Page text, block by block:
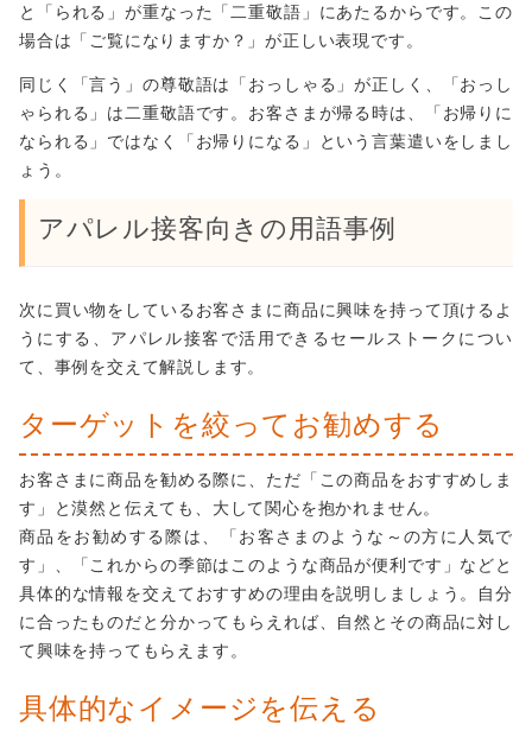
と「られる」が重なった「二重敬語」にあたるからです。この
場合は「ご覧になりますか？」が正しい表現です。
同じく「言う」の尊敬語は「おっしゃる」が正しく、「おっし
ゃられる」は二重敬語です。お客さまが帰る時は、「お帰りに
なられる」ではなく「お帰りになる」という言葉遣いをしまし
ょう。
アパレル接客向きの用語事例
次に買い物をしているお客さまに商品に興味を持って頂けるよ
うにする、アパレル接客で活用できるセールストークについ
て、事例を交えて解説します。
ターゲットを絞ってお勧めする
お客さまに商品を勧める際に、ただ「この商品をおすすめしま
す」と漠然と伝えても、大して関心を抱かれません。
商品をお勧めする際は、「お客さまのような～の方に人気で
す」、「これからの季節はこのような商品が便利です」などと
具体的な情報を交えておすすめの理由を説明しましょう。自分
に合ったものだと分かってもらえれば、自然とその商品に対し
て興味を持ってもらえます。
具体的なイメージを伝える